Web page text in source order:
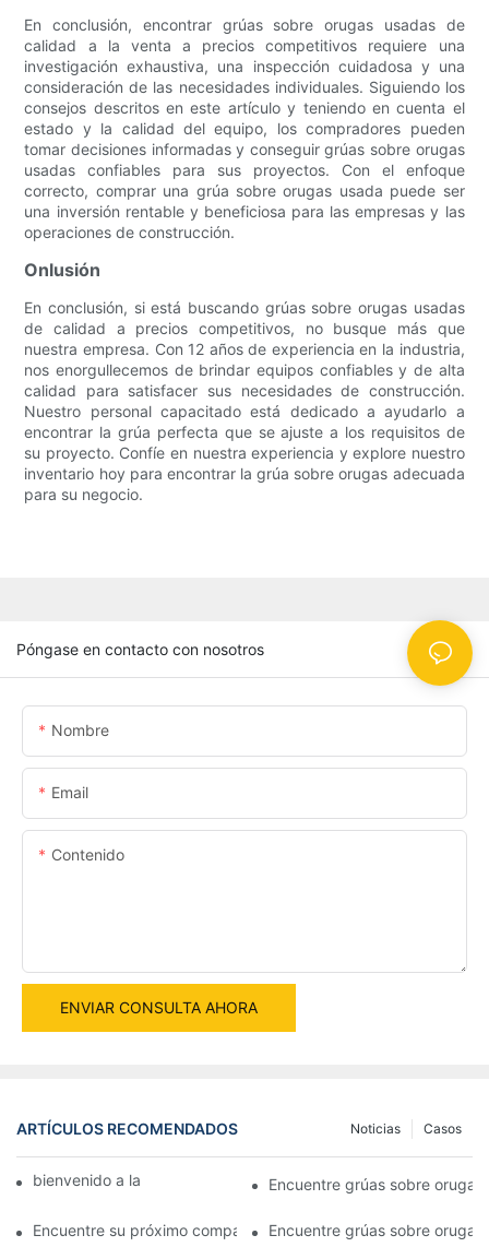
En conclusión, encontrar grúas sobre orugas usadas de
calidad a la venta a precios competitivos requiere una
investigación exhaustiva, una inspección cuidadosa y una
consideración de las necesidades individuales. Siguiendo los
consejos descritos en este artículo y teniendo en cuenta el
estado y la calidad del equipo, los compradores pueden
tomar decisiones informadas y conseguir grúas sobre orugas
usadas confiables para sus proyectos. Con el enfoque
correcto, comprar una grúa sobre orugas usada puede ser
una inversión rentable y beneficiosa para las empresas y las
operaciones de construcción.
Onlusión
En conclusión, si está buscando grúas sobre orugas usadas
de calidad a precios competitivos, no busque más que
nuestra empresa. Con 12 años de experiencia en la industria,
nos enorgullecemos de brindar equipos confiables y de alta
calidad para satisfacer sus necesidades de construcción.
Nuestro personal capacitado está dedicado a ayudarlo a
encontrar la grúa perfecta que se ajuste a los requisitos de
su proyecto. Confíe en nuestra experiencia y explore nuestro
inventario hoy para encontrar la grúa sobre orugas adecuada
para su negocio.
Póngase en contacto con nosotros
Nombre
Email
Contenido
ENVIAR CONSULTA AHORA
ARTÍCULOS RECOMENDADOS Casos
Noticias
bienvenido a la máquina mundial Encuentre grúas sobre
Encuentre su próximo compañero de proyecto: grúas sobre
Encuentre grúas sobre